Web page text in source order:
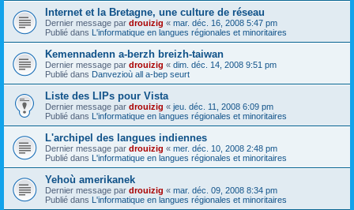
Internet et la Bretagne, une culture de réseau
Dernier message par drouizig « mar. déc. 16, 2008 5:47 pm
Publié dans L'informatique en langues régionales et minoritaires
Kemennadenn a-berzh breizh-taiwan
Dernier message par drouizig « dim. déc. 14, 2008 9:51 pm
Publié dans Danvezioù all a-bep seurt
Liste des LIPs pour Vista
Dernier message par drouizig « jeu. déc. 11, 2008 6:09 pm
Publié dans L'informatique en langues régionales et minoritaires
L'archipel des langues indiennes
Dernier message par drouizig « mer. déc. 10, 2008 2:48 pm
Publié dans L'informatique en langues régionales et minoritaires
Yehoù amerikanek
Dernier message par drouizig « mar. déc. 09, 2008 8:34 pm
Publié dans L'informatique en langues régionales et minoritaires